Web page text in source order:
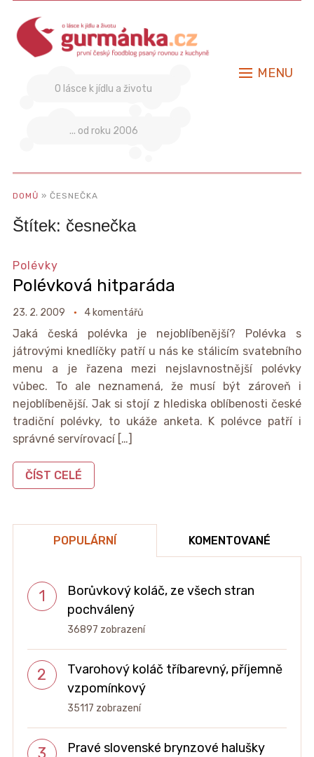
O lásce k jídlu a životu
... od roku 2006
MENU
DOMŮ » ČESNEČKA
Štítek: česnečka
Polévky
Polévková hitparáda
23. 2. 2009 4 komentářů
Jaká česká polévka je nejoblíbenější? Polévka s
játrovými knedlíčky patří u nás ke stálicím svatebního
menu a je řazena mezi nejslavnostnější polévky
vůbec. To ale neznamená, že musí být zároveň i
nejoblíbenější. Jak si stojí z hlediska oblíbenosti české
tradiční polévky, to ukáže anketa. K polévce patří i
správné servírovací […]
ČÍST CELÉ
POPULÁRNÍ KOMENTOVANÉ
Borůvkový koláč, ze všech stran
pochválený
36897 zobrazení
Tvarohový koláč tříbarevný, příjemně
vzpomínkový
35117 zobrazení
Pravé slovenské brynzové halušky